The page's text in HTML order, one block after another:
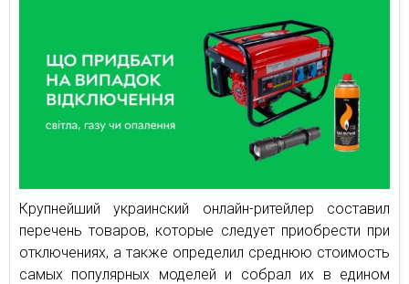
Крупнейший украинский онлайн-ритейлер составил
перечень товаров, которые следует приобрести при
отключениях, а также определил среднюю стоимость
самых популярных моделей и собрал их в едином